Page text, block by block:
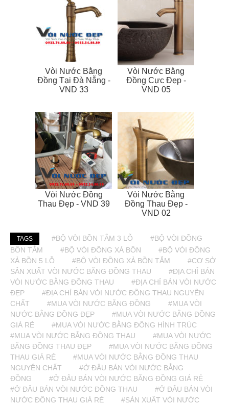
Vòi Nước Bằng
Đồng Tại Đà Nẵng -
VND 33
Vòi Nước Bằng
Đồng Cực Đẹp -
VND 05
Vòi Nước Đồng
Thau Đẹp - VND 39
Vòi Nước Bằng
Đồng Thau Đẹp -
VND 02
TAGS #BỘ VÒI BỒN TẮM 3 LỖ
#BỘ VÒI ĐỒNG
BỒN TẮM
#BỘ VÒI ĐỒNG XẢ BỒN
#BỘ VÒI ĐỒNG
XẢ BỒN 5 LỖ
#BỘ VÒI ĐỒNG XẢ BỒN TẮM
#CƠ SỞ
SẢN XUẤT VÒI NƯỚC BẰNG ĐỒNG THAU
#ĐỊA CHỈ BÁN
VÒI NƯỚC BẰNG ĐỒNG THAU
#ĐỊA CHỈ BÁN VÒI NƯỚC
ĐẸP
#ĐỊA CHỈ BÁN VÒI NƯỚC ĐỒNG THAU NGUYÊN
CHẤT
#MUA VÒI NƯỚC BẰNG ĐỒNG
#MUA VÒI
NƯỚC BẰNG ĐỒNG ĐẸP
#MUA VÒI NƯỚC BẰNG ĐỒNG
GIÁ RẺ
#MUA VÒI NƯỚC BẰNG ĐỒNG HÌNH TRÚC
#MUA VÒI NƯỚC BẰNG ĐỒNG THAU
#MUA VÒI NƯỚC
BẰNG ĐỒNG THAU ĐẸP
#MUA VÒI NƯỚC BẰNG ĐỒNG
THAU GIÁ RẺ
#MUA VÒI NƯỚC BẰNG ĐỒNG THAU
NGUYÊN CHẤT
#Ở ĐÂU BÁN VÒI NƯỚC BẰNG
ĐỒNG
#Ở ĐÂU BÁN VÒI NƯỚC BẰNG ĐỒNG GIÁ RẺ
#Ở ĐÂU BÁN VÒI NƯỚC ĐỒNG THAU
#Ở ĐÂU BÁN VÒI
NƯỚC ĐỒNG THAU GIÁ RẺ
#SẢN XUẤT VÒI NƯỚC